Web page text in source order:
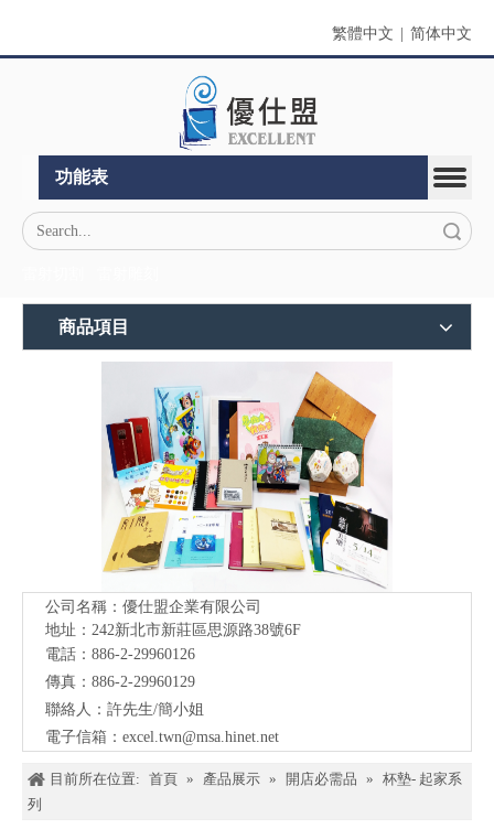
繁體中文 简体中文
功能表
商品項目
公司名稱：優仕盟企業有限公司
地址：242新北市新莊區思源路38號6F
電話：886-2-29960126
傳真：886-2-29960129
聯絡人：許先生/簡小姐
電子信箱： excel.twn@msa.hinet.net
目前所在位置: 首頁 » 產品展示 » 開店必需品 » 杯墊- 起家系
列